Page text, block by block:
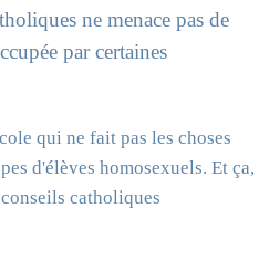
ne menace pas de
par certaines
qui ne fait pas les choses
d'élèves homosexuels. Et ça,
catholiques